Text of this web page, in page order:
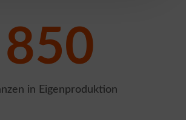
850
in Eigenproduktion